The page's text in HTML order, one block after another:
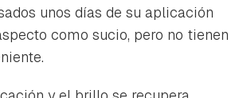
unos días de su aplicación
como sucio, pero no tienen